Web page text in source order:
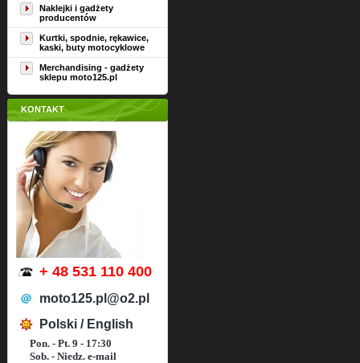
Naklejki i gadżety
producentów
Kurtki, spodnie, rękawice,
kaski, buty motocyklowe
Merchandising - gadżety
sklepu moto125.pl
KONTAKT
+ 48 531 110 400
moto125.pl@o2.pl
Polski / English
Pon. - Pt. 9 - 17:30
Sob. - Niedz. e-mail